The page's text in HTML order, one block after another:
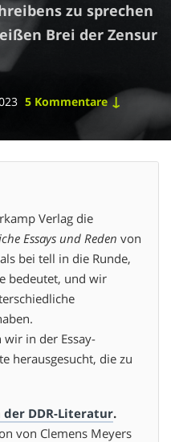
zu sprechen
Brei der Zensur
5 Kommentare↓
Verlag die
Essays und Reden von
bei tell in die Runde,
bedeutet, und wir
wir in der Essay-
herausgesucht, die zu
der DDR-Literatur.
von Clemens Meyers